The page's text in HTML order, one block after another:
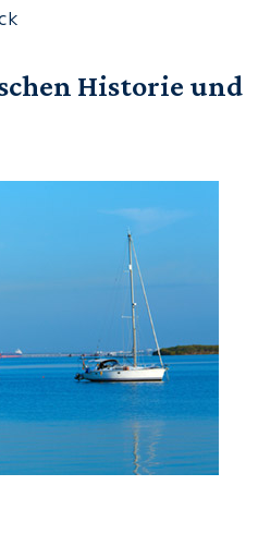
Historie und